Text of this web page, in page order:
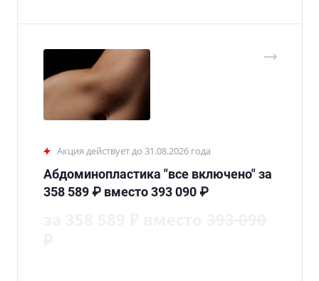
Акция действует до 31.08.2026 года
Абдоминопластика "все включено" за
358 589 ₽ вместо 393 090 ₽